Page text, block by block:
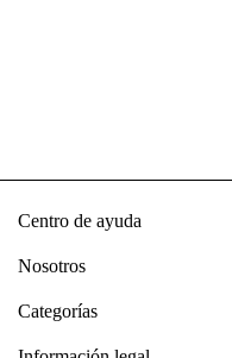
Centro de ayuda
Mis pedidos
Nosotros
Acerca de Tennis
Categorías
Nuevo